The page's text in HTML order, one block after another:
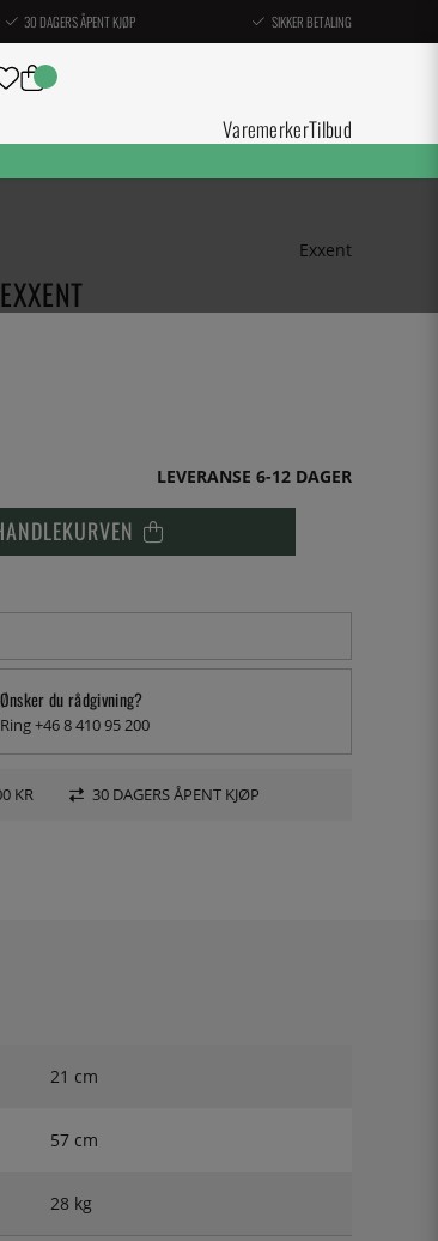
30 DAGERS ÅPENT KJØP SIKKER BETALING
VaremerkerTilbud
Exxent
LEVERANSE 6-12 DAGER
Ønsker du rådgivning?
Ring +46 8 410 95 200
KR 30 DAGERS ÅPENT KJØP
21 cm
57 cm
28 kg